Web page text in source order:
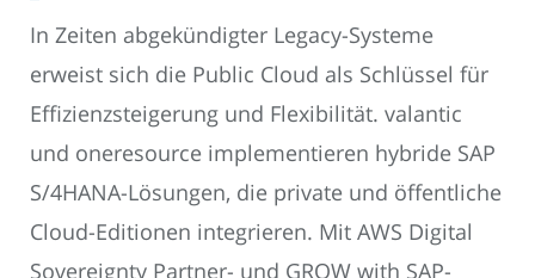
In Zeiten abgekündigter Legacy-Systeme
erweist sich die Public Cloud als Schlüssel für
Effizienzsteigerung und Flexibilität. valantic
und oneresource implementieren hybride SAP
S/4HANA-Lösungen, die private und öffentliche
Cloud-Editionen integrieren. Mit AWS Digital
Sovereignty Partner- und GROW with SAP-